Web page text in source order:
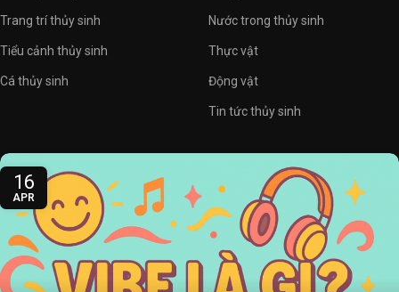
Trang trí thủy sinh
Tiểu cảnh thủy sinh
Cá thủy sinh
Nước trong thủy sinh
Thực vật
Động vật
Tin tức thủy sinh
16
APR